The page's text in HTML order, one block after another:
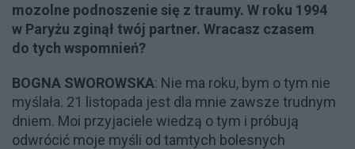
mozolne podnoszenie się z traumy. W roku 1994
w Paryżu zginął twój partner. Wracasz czasem
do tych wspomnień?
BOGNA SWOROWSKA: Nie ma roku, bym o tym nie
myślała. 21 listopada jest dla mnie zawsze trudnym
dniem. Moi przyjaciele wiedzą o tym i próbują
odwrócić moje myśli od tamtych bolesnych